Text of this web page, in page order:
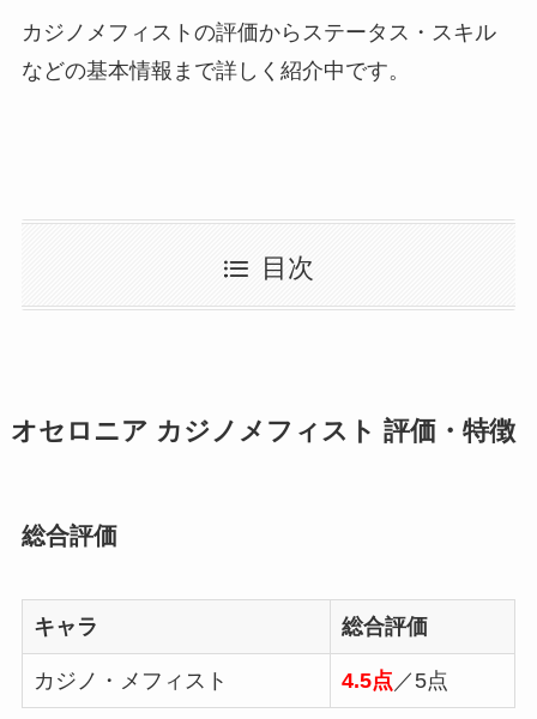
カジノメフィストの評価からステータス・スキル
などの基本情報まで詳しく紹介中です。
目次
オセロニア カジノメフィスト 評価・特徴
総合評価
キャラ 総合評価
カジノ・メフィスト 4.5点 ／5点